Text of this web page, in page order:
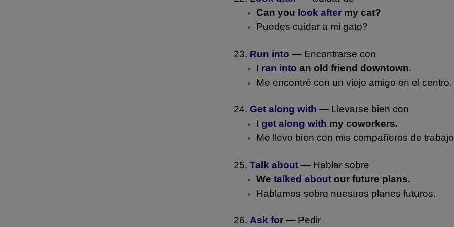
Can you look after my cat?
Puedes cuidar a mi gato?
23. Run into — Encontrarse con
I ran into an old friend downtown.
Me encontré con un viejo amigo en el centro.
24. Get along with — Llevarse bien con
Iget along with my coworkers.
Me llevo bien con mis compañeros de
25. Talk about— Hablar sobre
Wetalked about our future plans.
Hablamos sobre nuestros planes futuros.
26. Ask for — Pedir